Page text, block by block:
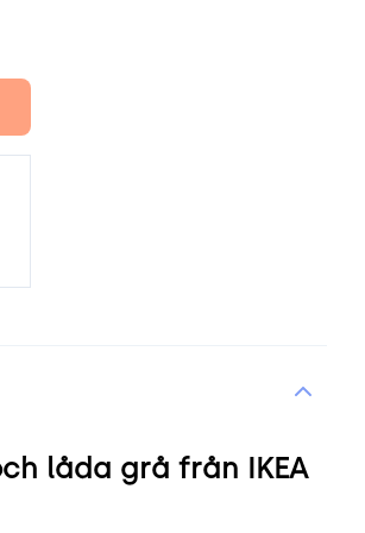
låda grå från IKEA